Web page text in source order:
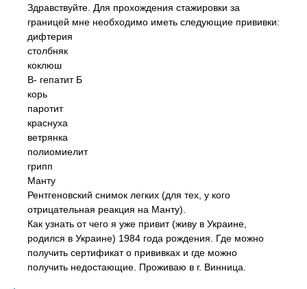
Здравствуйте. Для прохождения стажировки за
границей мне необходимо иметь следующие прививки:
дифтерия
столбняк
коклюш
B- гепатит Б
корь
паротит
краснуха
ветрянка
полиомиелит
грипп
Манту
Рентгеновский снимок легких (для тех, у кого
отрицательная реакция на Манту).
Как узнать от чего я уже привит (живу в Украине,
родился в Украине) 1984 года рождения. Где можно
получить сертификат о прививках и где можно
получить недостающие. Проживаю в г. Винница.